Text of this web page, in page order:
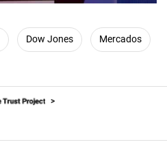
Dow Jones Mercados